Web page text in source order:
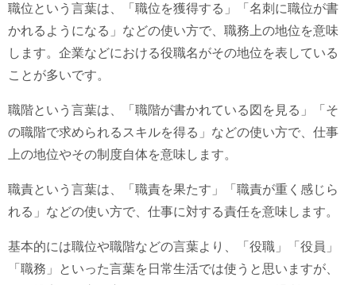
職位という言葉は、「職位を獲得する」「名刺に職位が書
かれるようになる」などの使い方で、職務上の地位を意味
します。企業などにおける役職名がその地位を表している
ことが多いです。
職階という言葉は、「職階が書かれている図を見る」「そ
の職階で求められるスキルを得る」などの使い方で、仕事
上の地位やその制度自体を意味します。
職責という言葉は、「職責を果たす」「職責が重く感じら
れる」などの使い方で、仕事に対する責任を意味します。
基本的には職位や職階などの言葉より、「役職」「役員」
「職務」といった言葉を日常生活では使うと思いますが、